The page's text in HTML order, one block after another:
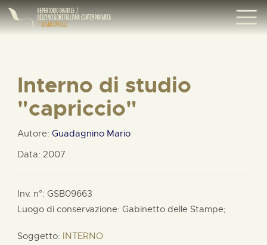
Interno di studio
"capriccio"
Autore: Guadagnino Mario
Data: 2007
Inv. n°: GSB09663
Luogo di conservazione: Gabinetto delle Stampe;
Soggetto: INTERNO